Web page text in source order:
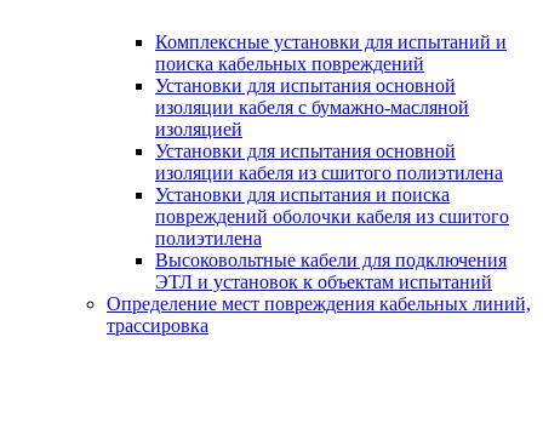
Комплексные установки для испытаний и
поиска кабельных повреждений
Установки для испытания основной
изоляции кабеля с бумажно-масляной
изоляцией
Установки для испытания основной
изоляции кабеля из сшитого полиэтилена
Установки для испытания и поиска
повреждений оболочки кабеля из сшитого
полиэтилена
Высоковольтные кабели для подключения
ЭТЛ и установок к объектам испытаний
Определение мест повреждения кабельных линий,
трассировка